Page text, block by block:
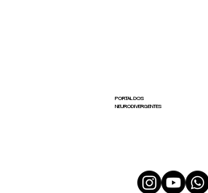
PORTAL DOS
NEURODIVERGENTES